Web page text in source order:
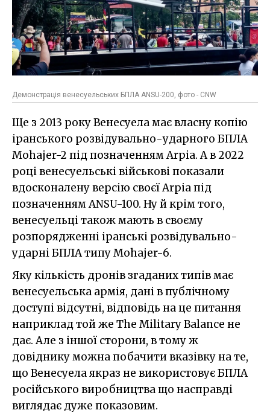
Демонстрація венесуельських БПЛА ANSU-200, фото - CNW
Ще з 2013 року Венесуела має власну копію
іранського розвідувально-ударного БПЛА
Mohajer-2 під позначенням Arpia. А в 2022
році венесуельські військові показали
вдосконалену версію своєї Arpia під
позначенням ANSU-100. Ну й крім того,
венесуельці також мають в своєму
розпорядженні іранські розвідувально-
ударні БПЛА типу Mohajer-6.
Яку кількість дронів згаданих типів має
венесуельська армія, дані в публічному
доступі відсутні, відповідь на це питання
наприклад той же The Military Balance не
дає. Але з іншої сторони, в тому ж
довіднику можна побачити вказівку на те,
що Венесуела якраз не використовує БПЛА
російського виробництва що насправді
виглядає дуже показовим.